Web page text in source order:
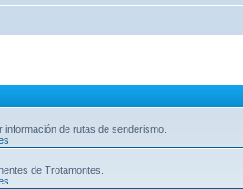
información de rutas de senderismo.
de Trotamontes.